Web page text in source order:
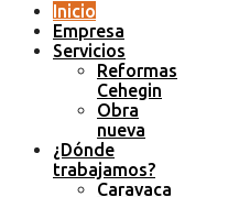
Inicio
Empresa
Servicios
Reformas
Cehegin
Obra
nueva
¿Dónde
trabajamos?
Caravaca